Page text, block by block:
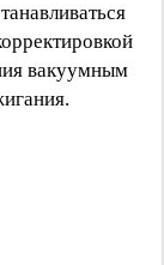
вакуумным